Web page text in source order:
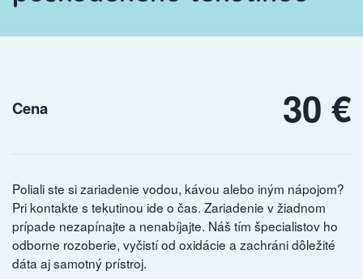
Cena 30 €
Poliali ste si zariadenie vodou, kávou alebo iným nápojom?
Pri kontakte s tekutinou ide o čas. Zariadenie v žiadnom
prípade nezapínajte a nenabíjajte. Náš tím špecialistov ho
odborne rozoberie, vyčistí od oxidácie a zachráni dôležité
dáta aj samotný prístroj.